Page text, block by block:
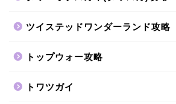
ツイステッドワンダーランド攻略
トップウォー攻略
トワツガイ